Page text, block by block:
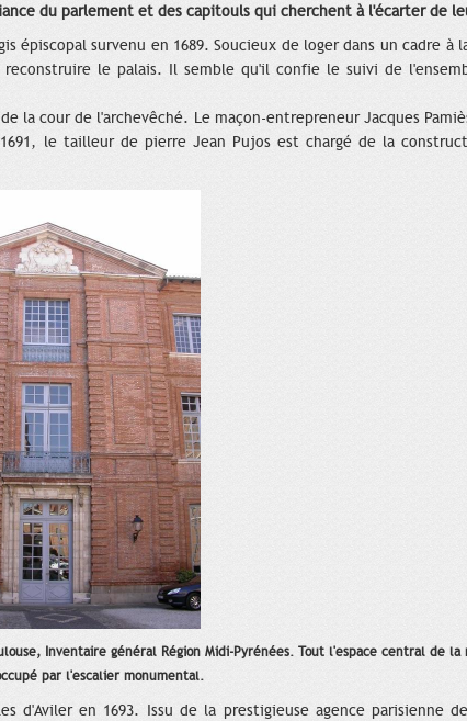
du parlement et des capitouls qui cherchent à l'écarter de
épiscopal survenu en 1689. Soucieux de loger dans un cadre à
le palais. Il semble qu'il confie le suivi de
la cour de l'archevêché. Le maçon-entrepreneur Jacques
le tailleur de pierre Jean Pujos est chargé de la
Inventaire général Région Midi-Pyrénées. Tout l'espace central de
par l'escalier monumental.
d'Aviler en 1693. Issu de la prestigieuse agence parisienne